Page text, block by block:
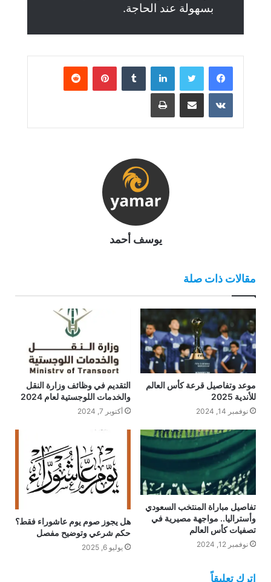
بسهولة عند الحاجة.
لينكدإن بينتيريست
مشاركة عبر البريد طباعة
يوسف أحمد
مقالات ذات صلة
موعد وتفاصيل قرعة كأس العالم
للأندية 2025
نوفمبر 14, 2024
التقديم في وظائف وزارة النقل
والخدمات اللوجستية لعام 2024
أكتوبر 7, 2024
تفاصيل مباراة المنتخب السعودي
وأستراليا.. مواجهة مصيرية في
تصفيات كأس العالم
نوفمبر 12, 2024
هل يجوز صوم يوم عاشوراء فقط؟
حكم شرعي وتوضيح مفصل
يوليو 6, 2025
اترك تعليقاً